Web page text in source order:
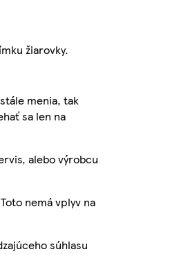
žiarovky.
menia, tak
sa len na
alebo výrobcu
nemá vplyv na
súhlasu